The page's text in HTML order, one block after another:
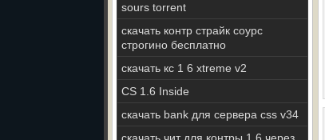
sours torrent
скачать контр страйк соурс
строгино бесплатно
скачать кс 1 6 xtreme v2
CS 1.6 Inside
скачать bank для сервера css v34